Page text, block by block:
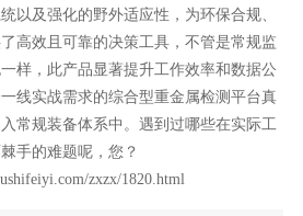
以及强化的野外适应性，为环保合规、
高效且可靠的决策工具，不管是常规监
样，此产品显著提升工作效率和数据公
线实战需求的综合型重金属检测平台真
常规装备体系中。遇到过哪些在实际工
手的难题呢，您？
zxzx/1820.html